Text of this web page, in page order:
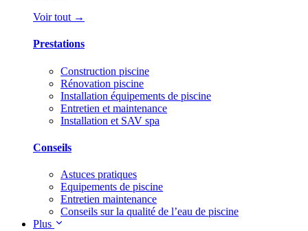
Voir tout →
Prestations
Construction piscine
Rénovation piscine
Installation équipements de piscine
Entretien et maintenance
Installation et SAV spa
Conseils
Astuces pratiques
Equipements de piscine
Entretien maintenance
Conseils sur la qualité de l’eau de piscine
Plus